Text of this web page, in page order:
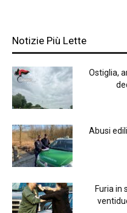
Notizie Più Lette
Ostiglia,
Abusi
Furia in